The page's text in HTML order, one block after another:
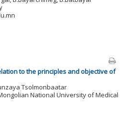
to the principles and objective of
Tsolmonbaatar
National University of Medical